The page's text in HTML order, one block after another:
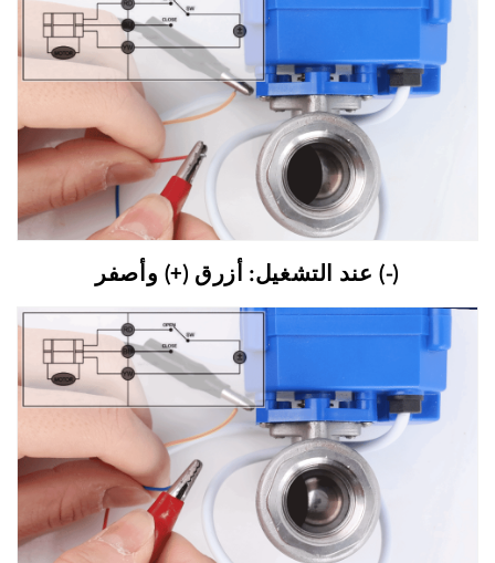
عند التشغيل: أزرق (+) وأصفر (-)